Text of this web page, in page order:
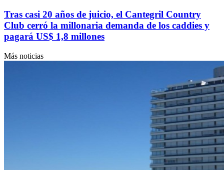
Tras casi 20 años de juicio, el Cantegril Country
Club cerró la millonaria demanda de los caddies y
pagará US$ 1,8 millones
Más noticias